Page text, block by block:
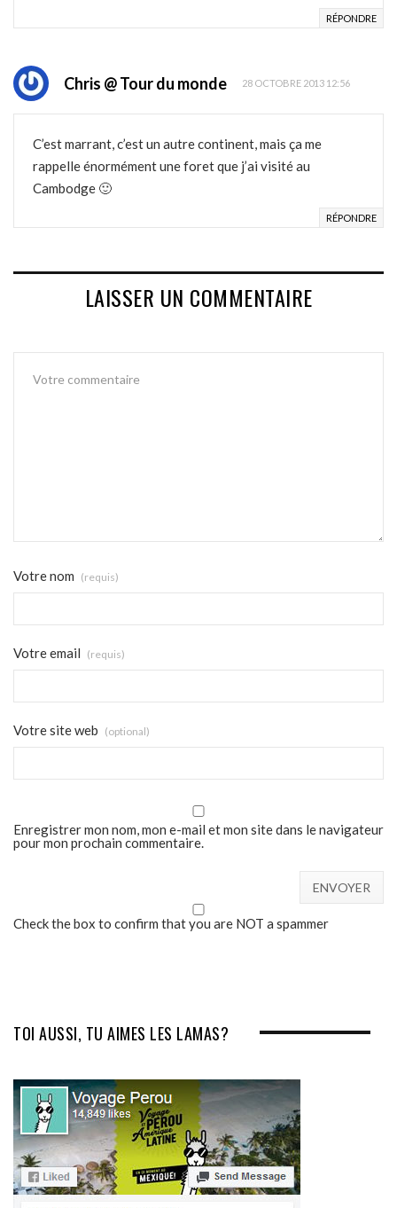
RÉPONDRE
Chris @ Tour du monde 28 OCTOBRE 2013 12:56
C’est marrant, c’est un autre continent, mais ça me
rappelle énormément une foret que j’ai visité au
Cambodge 🙂
RÉPONDRE
LAISSER UN COMMENTAIRE
Votre nom (requis)
Votre email (requis)
Votre site web (optional)
Enregistrer mon nom, mon e-mail et mon site dans le navigateur
pour mon prochain commentaire.
Check the box to confirm that you are NOT a spammer
TOI AUSSI, TU AIMES LES LAMAS?